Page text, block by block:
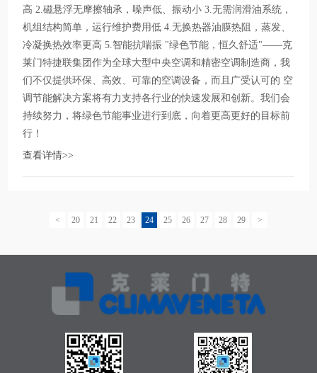
高 2.磁悬浮无摩擦轴承，噪声低、振动小 3.无需润滑油系统，
机组结构简单，运行维护费用低 4.无换热器油膜热阻，蒸发、
冷凝换热效率更高 5.智能抗喘振 "绿色节能，恒久舒适"——克
莱门特捷联集团作为全球大型中央空调和精密空调制造商，我
们不仅提供环保、高效、可靠的空调设备，而且广受认可的 空
调节能解决方案将有力支持各行业的快速发展和创新。我们会
持续努力，将绿色节能事业进行到底，向着更高更好的目标前
行！
查看详情>>
< 20 21 22 23 24 25 26 27 28 29 >